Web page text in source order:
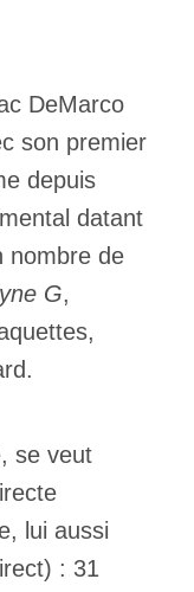
DeMarco
son premier
depuis
datant
nombre de
G,
se veut
lui aussi
: 31